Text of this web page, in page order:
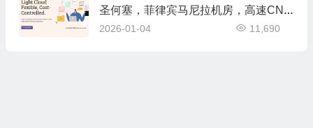
圣何塞，菲律宾马尼拉机房，高速CN2
优化网络
2026-01-04 11,690